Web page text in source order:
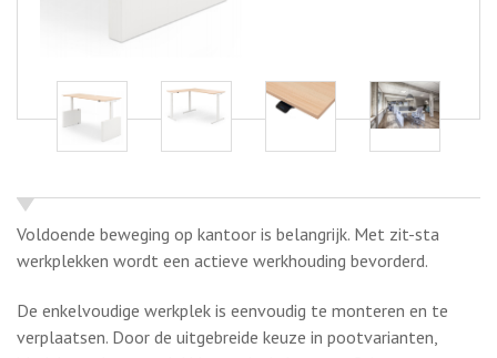
Voldoende beweging op kantoor is belangrijk. Met zit-sta
werkplekken wordt een actieve werkhouding bevorderd.
verplaatsen. Door de uitgebreide keuze in pootvarianten,
bladuitvoeringen en lakkleuren is de bureautafel op maat
samen te stellen.
OFFERTE AANVRAGEN